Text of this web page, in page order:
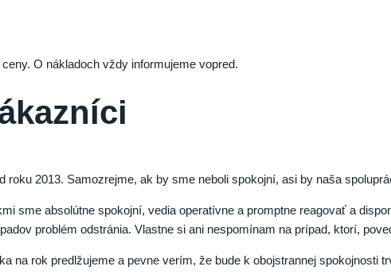
O nákladoch vždy informujeme vopred.
roku 2013. Samozrejme, ak by sme neboli spokojní, asi by naša
sme absolútne spokojní, vedia operatívne a promptne reagovať a
problém odstránia. Vlastne si ani nespomínam na prípad, ktorí,
na rok predlžujeme a pevne verím, že bude k obojstrannej spokojnosti